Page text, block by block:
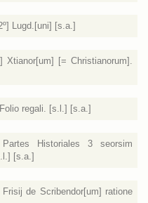
Lugd.[uni] [s.a.]
Xtianor[um] [= Christianorum].
regali. [s.l.] [s.a.]
Historiales 3 seorsim
[s.a.]
de Scribendor[um] ratione